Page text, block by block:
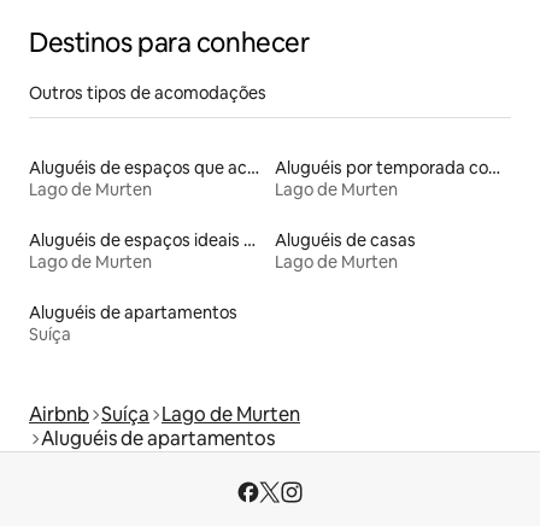
Destinos para conhecer
Outros tipos de acomodações
Aluguéis de espaços que aceitam animais de estimação
Lago de Murten
Aluguéis por temporada com acesso ao lago
Lago de Murten
Aluguéis de espaços ideais para famílias
Lago de Murten
Aluguéis de casas
Lago de Murten
Aluguéis de apartamentos
Suíça
Airbnb Suíça Lago de Murten
Aluguéis de apartamentos